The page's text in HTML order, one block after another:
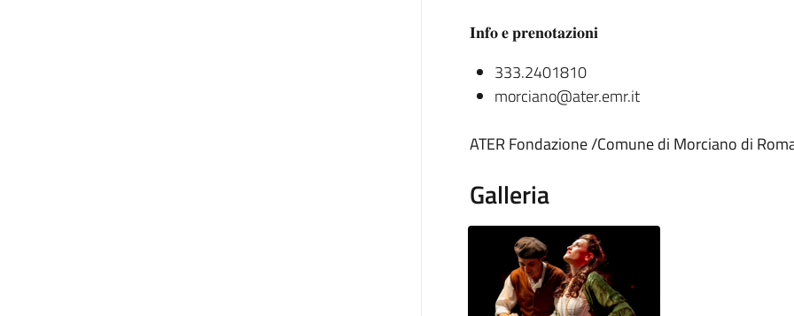
𝐈𝐧𝐟𝐨 𝐞 𝐩𝐫𝐞𝐧𝐨𝐭𝐚𝐳𝐢𝐨𝐧𝐢
333.2401810
morciano@ater.emr.it
ATER Fondazione /Comune di Morciano di
Galleria